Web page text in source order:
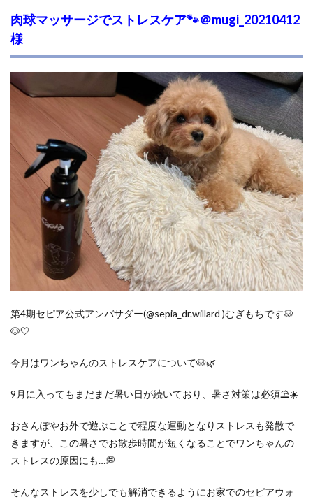
肉球マッサージでストレスケア🐾＠mugi_20210412
様
第4期セピア公式アンバサダー(@sepia_dr.willard )むぎもちです🐶
🐶🤍
今月はワンちゃんのストレスケアについて🐶🌿
9月に入ってもまだまだ暑い日が続いており、暑さ対策は必須⛱️☀️
おさんぽやお外で遊ぶことで程度な運動となりストレスも発散で
きますが、この暑さでお散歩時間が短くなることでワンちゃんの
ストレスの原因にも…💭
そんなストレスを少しでも解消できるようにお家でのセピアウォ